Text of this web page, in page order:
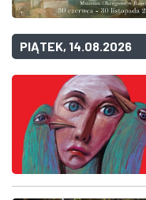
PIĄTEK, 14.08.2026